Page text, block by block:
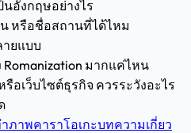
นอังกฤษอย่างไร
หรือชื่อสถานที่ได้ไหม
ยแบบ
Romanization มากแค่ไหน
รือเว็บไซต์ธุรกิจ ควรระวังอะไร
ภาพคาราโอเกะบทความเกี่ยว